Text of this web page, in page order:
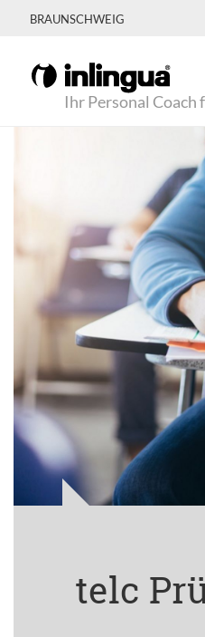
BRAUNSCHWEIG
Ihr Personal Coach
telc